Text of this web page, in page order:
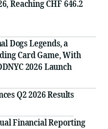
Reaching CHF 646.2
Dogs Legends, a
Card Game, With
2026 Launch
Q2 2026 Results
Financial Reporting